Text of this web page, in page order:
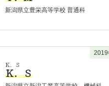
新潟県立豊栄高等学校 普通科
Ｋ．Ｓ
Ｋ．Ｓ
2019